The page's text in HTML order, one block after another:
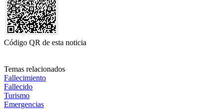
Código QR de esta noticia
Temas relacionados
Fallecimiento
Fallecido
Turismo
Emergencias